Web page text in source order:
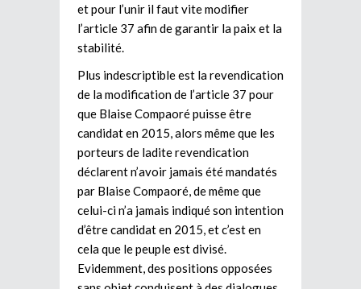
et pour l’unir il faut vite modifier
l’article 37 afin de garantir la paix et la
stabilité.
Plus indescriptible est la revendication
de la modification de l’article 37 pour
que Blaise Compaoré puisse être
candidat en 2015, alors même que les
porteurs de ladite revendication
déclarent n’avoir jamais été mandatés
par Blaise Compaoré, de même que
celui-ci n’a jamais indiqué son intention
d’être candidat en 2015, et c’est en
cela que le peuple est divisé.
Evidemment, des positions opposées